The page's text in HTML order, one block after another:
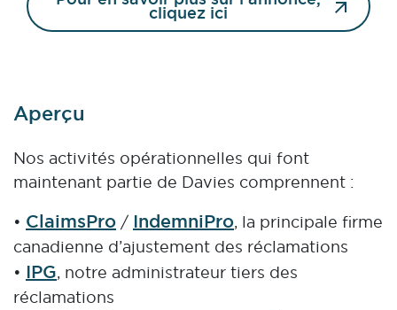
cliquez ici
Aperçu
Nos activités opérationnelles qui font
maintenant partie de Davies comprennent :
• ClaimsPro / IndemniPro, la principale firme
canadienne d’ajustement des réclamations
• IPG, notre administrateur tiers des
réclamations